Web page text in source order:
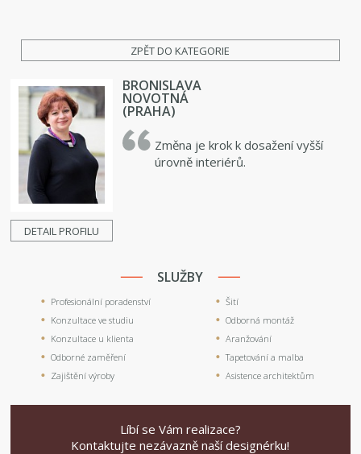
ZPĚT DO KATEGORIE
DETAIL PROFILU
BRONISLAVA
NOVOTNÁ
(PRAHA)
Změna je krok k dosažení vyšší
úrovně interiérů.
SLUŽBY
Profesionální poradenství
Konzultace ve studiu
Konzultace u klienta
Odborné zaměření
Zajištění výroby
Šití
Odborná montáž
Aranžování
Tapetování a malba
Asistence architektům
Líbí se Vám realizace?
Kontaktujte nezávazně naší designérku!